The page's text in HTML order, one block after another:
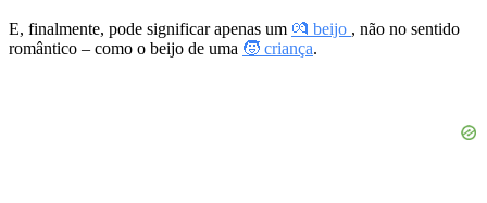
E, finalmente, pode significar apenas um 💏 beijo , não no sentido
romântico – como o beijo de uma 🧒 criança.